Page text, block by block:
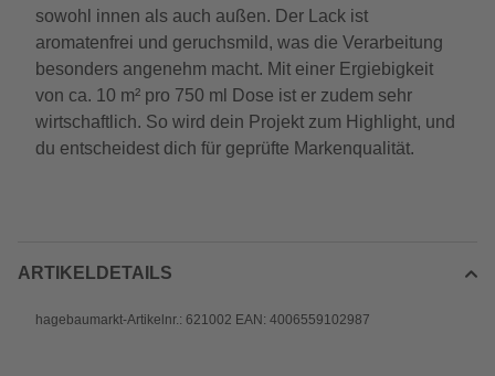
sowohl innen als auch außen. Der Lack ist
aromatenfrei und geruchsmild, was die Verarbeitung
besonders angenehm macht. Mit einer Ergiebigkeit
von ca. 10 m² pro 750 ml Dose ist er zudem sehr
wirtschaftlich. So wird dein Projekt zum Highlight, und
du entscheidest dich für geprüfte Markenqualität.
ARTIKELDETAILS
hagebaumarkt-Artikelnr.: 621002 EAN: 4006559102987